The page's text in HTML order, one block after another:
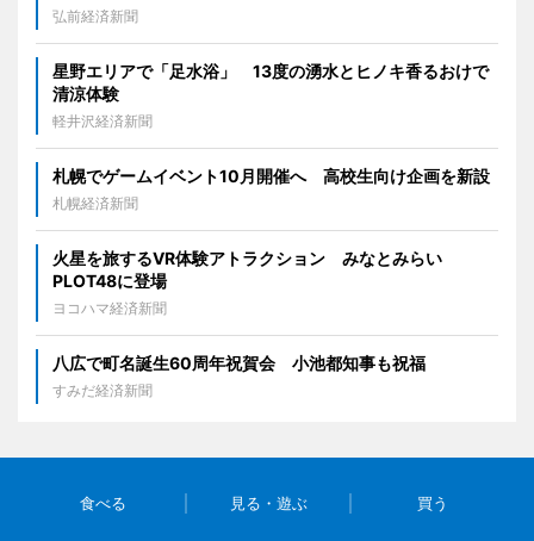
弘前経済新聞
星野エリアで「足水浴」 13度の湧水とヒノキ香るおけで
清涼体験
軽井沢経済新聞
札幌でゲームイベント10月開催へ 高校生向け企画を新設
札幌経済新聞
火星を旅するVR体験アトラクション みなとみらい
PLOT48に登場
ヨコハマ経済新聞
八広で町名誕生60周年祝賀会 小池都知事も祝福
すみだ経済新聞
食べる 見る・遊ぶ 買う